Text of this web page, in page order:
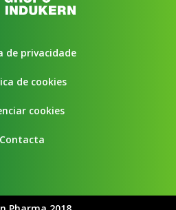
de privacidade
de cookies
cookies
Contacta